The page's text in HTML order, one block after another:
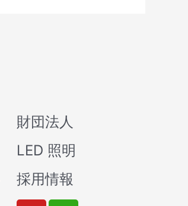
財団法人
LED 照明
採用情報